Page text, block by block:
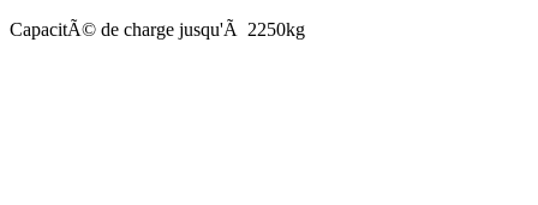
CapacitÃ© de charge jusqu'Ã 2250kg